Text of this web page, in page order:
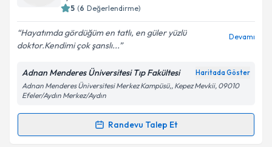
Kişisel verilerimin işlenmesine ilişkin
Aydınlatma
Metni'ni okudum ve kişisel verilerimin belirtilen
kapsamda işlenmesini kabul ediyorum.
Takvim Talebini Gönder
5 (6 Değerlendirme)
Hayatımda gördüğüm en tatlı, en güler yüzlü
doktor.Kendimi çok şanslı...
Devamı
Adnan Menderes Üniversitesi Tıp Fakültesi Haritada Göster
Adnan Menderes Üniversitesi Merkez Kampüsü,, Kepez Mevkii, 09010
Efeler/Aydın Merkez/Aydın
Randevu Talep Et
Randevu Takvimi Talebi